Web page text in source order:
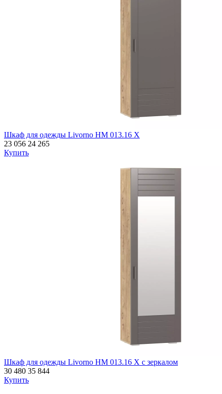
Шкаф для одежды Livorno НМ 013.16 Х
23 056 24 265
Купить
Шкаф для одежды Livorno НМ 013.16 Х с зеркалом
30 480 35 844
Купить